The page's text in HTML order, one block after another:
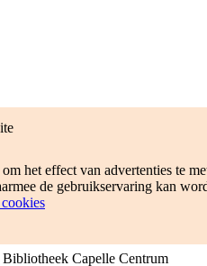
het effect van advertenties te
de gebruikservaring kan
zoals het verlengen van je
DigiD? Kom langs in de
Bieblab Schollevaar, Hermitage
Bibliotheek Capelle Centrum